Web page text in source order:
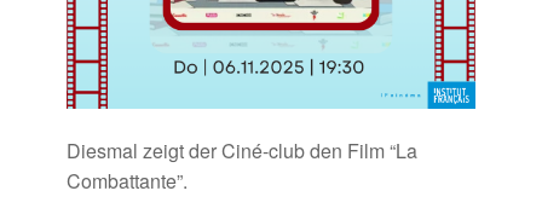
Diesmal zeigt der Ciné-club den Film “La
Combattante”.